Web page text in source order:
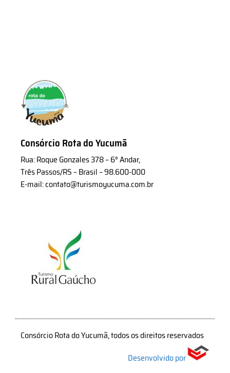
Consórcio Rota do Yucumã
Rua: Roque Gonzales 378 – 6° Andar,
Três Passos/RS – Brasil – 98.600-000
E-mail: contato@turismoyucuma.com.br
Consórcio Rota do Yucumã, todos os direitos reservados
Desenvolvido por